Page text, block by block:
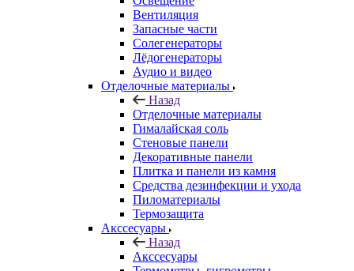
Вентиляция
Запасные части
Солегенераторы
Лёдогенераторы
Аудио и видео
Отделочные материалы
Назад
Отделочные материалы
Гималайская соль
Стеновые панели
Декоративные панели
Плитка и панели из камня
Средства дезинфекции и ухода
Пиломатериалы
Термозащита
Аксcесуары
Назад
Аксcесуары